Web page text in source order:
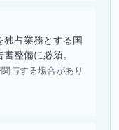
独占業務とする国
整備に必須。
与する場合があり